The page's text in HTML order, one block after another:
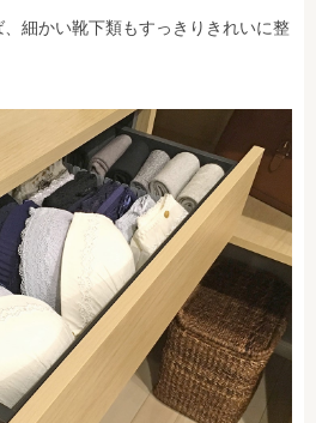
、細かい靴下類もすっきりきれいに整